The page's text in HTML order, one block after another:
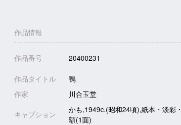
作品情報
作品番号 20400231
作品タイトル
鴨
作家
川合玉堂
キャプション
かも,1949c.(昭和24頃),紙本・淡彩・
額(1面)